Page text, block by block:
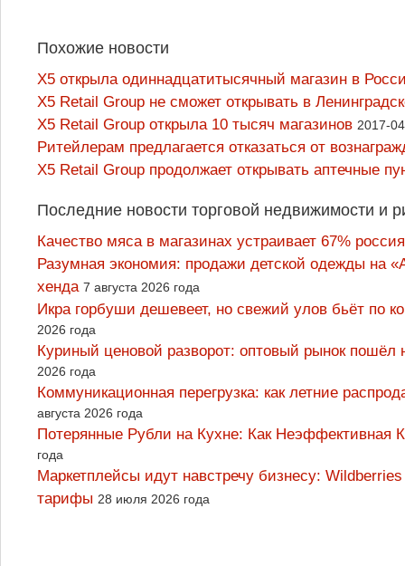
Похожие новости
Х5 открыла одиннадцатитысячный магазин в
X5 Retail Group не сможет открывать в
X5 Retail Group открыла 10 тысяч магазинов 2017-
Ритейлерам предлагается отказаться от
X5 Retail Group продолжает открывать аптечные
Последние новости торговой недвижимости и
Качество мяса в магазинах устраивает 67%
Разумная экономия: продажи детской одежды на
хенда 7 августа 2026 года
Икра горбуши дешевеет, но свежий улов бьёт по
2026 года
Куриный ценовой разворот: оптовый рынок
2026 года
Коммуникационная перегрузка: как летние
августа 2026 года
Потерянные Рубли на Кухне: Как
года
Маркетплейсы идут навстречу бизнесу:
тарифы 28 июля 2026 года